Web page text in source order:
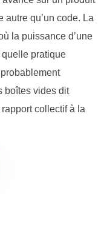
qu’un code. La
la puissance d’une
quelle pratique
boîtes vides dit
collectif à la